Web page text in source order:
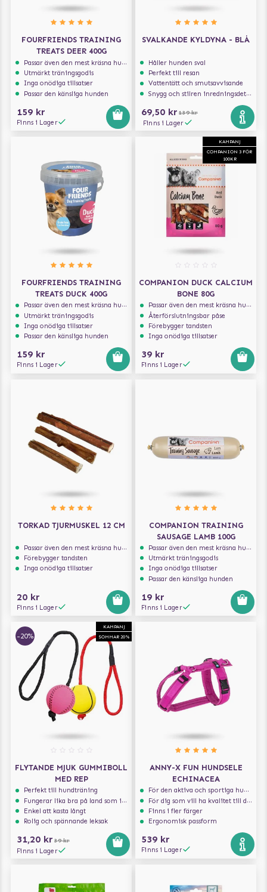
FOURFRIENDS TRAINING
TREATS DEER 400G
Passar även den mest kräsna hunden
Utmärkt träningsgodis
Inga onödiga tillsatser
Passar den känsliga hunden
159 kr
Finns i Lager
SVALKANDE KYLDYNA - BLÅ
Håller hunden sval
Perfekt till resan
Vattentätt och smutsavvisande
Snygg och stilren inredningsdetalj
69,50 kr 139 kr
Finns i Lager
FOURFRIENDS TRAINING
TREATS DUCK 400G
Passar även den mest kräsna hunden
Utmärkt träningsgodis
Inga onödiga tillsatser
Passar den känsliga hunden
159 kr
Finns i Lager
KAMPANJ
COMPANION 3 FÖR
100KR
COMPANION DUCK CALCIUM
BONE 80G
Passar även den mest kräsna hunden
Återförslutningsbar påse
Förebygger tandsten
Inga onödiga tillsatser
39 kr
Finns i Lager
TORKAD TJURMUSKEL 12 CM
Passar även den mest kräsna hunden
Förebygger tandsten
Inga onödiga tillsatser
20 kr
Finns i Lager
COMPANION TRAINING
SAUSAGE LAMB 100G
Passar även den mest kräsna hunden
Utmärkt träningsgodis
Inga onödiga tillsatser
Passar den känsliga hunden
19 kr
Finns i Lager
KAMPANJ
SOMMAR 20%
-20%
FLYTANDE MJUK GUMMIBOLL
MED REP
Perfekt till hundträning
Fungerar lika bra på land som i vatten
Enkel att kasta långt
Rolig och spännande leksak
31,20 kr 39 kr
Finns i Lager
ANNY-X FUN HUNDSELE
ECHINACEA
För den aktiva och sportiga hunden
För dig som vill ha kvalitet till din hund!
Finns i fler färger
Ergonomisk passform
539 kr
Finns i Lager